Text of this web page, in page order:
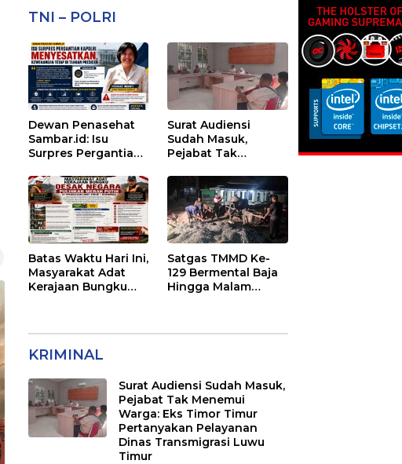
TNI – POLRI
Dewan Penasehat
Sambar.id: Isu
Surpres Pergantian
Menyesatkan,
Kewenangan Mutlak
di Tangan Presiden
Surat Audiensi
Sudah Masuk,
Pejabat Tak
Eks Timor Timur
Pertanyakan
Pelayanan Dinas
Transmigrasi Luwu
Timur
Batas Waktu Hari Ini,
Masyarakat Adat
Kerajaan Bungku
Satgas TMMD Ke-
129 Bermental Baja
Hingga Malam
KRIMINAL
Surat Audiensi Sudah Masuk,
Pejabat Tak Menemui
Warga: Eks Timor Timur
Pertanyakan Pelayanan
Dinas Transmigrasi Luwu
Timur